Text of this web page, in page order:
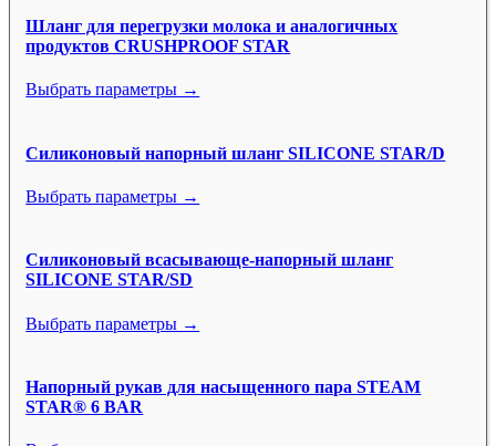
Шланг для перегрузки молока и аналогичных
продуктов CRUSHPROOF STAR
Выбрать параметры →
Силиконовый напорный шланг SILICONE STAR/D
Выбрать параметры →
Силиконовый всасывающе-напорный шланг
SILICONE STAR/SD
Выбрать параметры →
Напорный рукав для насыщенного пара STEAM
STAR® 6 BAR